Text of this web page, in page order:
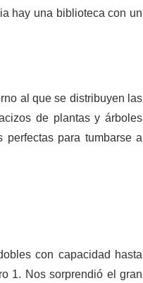
hay una biblioteca con un
al que se distribuyen las
de plantas y árboles
para tumbarse a
con capacidad hasta
1. Nos sorprendió el gran